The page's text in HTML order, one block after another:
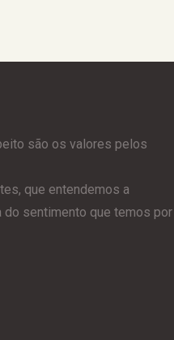
são os valores pelos
que entendemos a
do sentimento que temos por